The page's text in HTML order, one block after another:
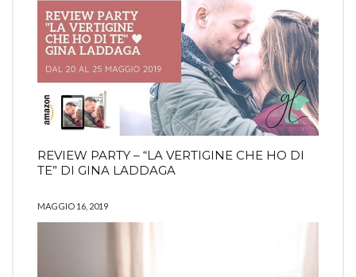
REVIEW PARTY – “LA VERTIGINE CHE HO DI
TE” DI GINA LADDAGA
MAGGIO 16, 2019